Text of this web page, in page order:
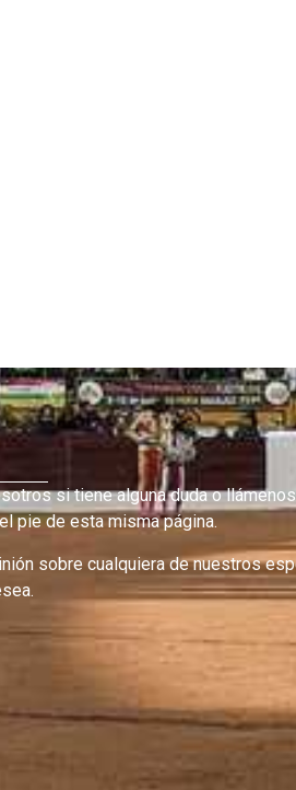
si tiene alguna duda o
pie de esta misma página.
sobre cualquiera de nuestros